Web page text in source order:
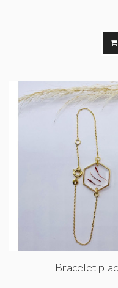
Bracelet